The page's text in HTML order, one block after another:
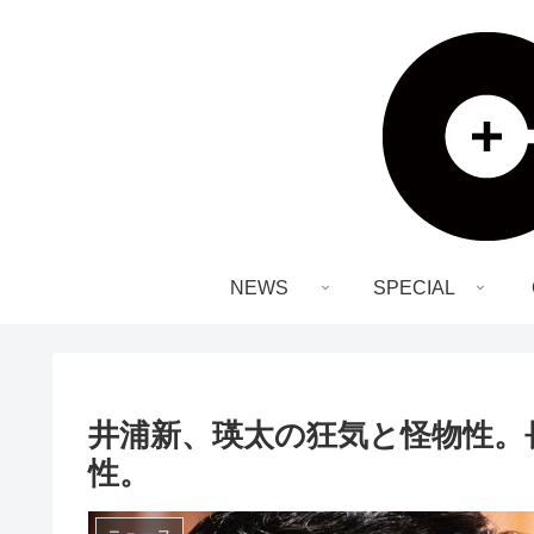
NEWS SPECIAL
井浦新、瑛太の狂気と怪物性
性。